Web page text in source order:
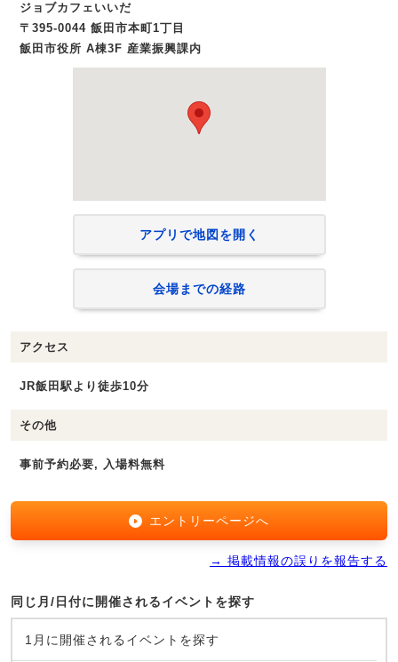
ジョブカフェいいだ
〒395-0044 飯田市本町1丁目
飯田市役所 A棟3F 産業振興課内
アプリで地図を開く
会場までの経路
アクセス
JR飯田駅より徒歩10分
その他
事前予約必要, 入場料無料
エントリーページへ
→ 掲載情報の誤りを報告する
同じ月/日付に開催されるイベントを探す
1月に開催されるイベントを探す